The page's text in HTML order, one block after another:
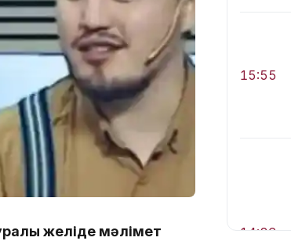
желіде мәлімет
15:55
14:26